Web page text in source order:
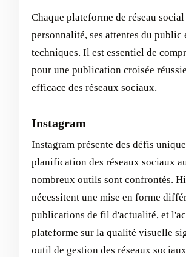
Chaque plateforme de réseau social
personnalité, ses attentes du public
techniques. Il est essentiel de
pour une publication croisée
efficace des réseaux sociaux.
Instagram
Instagram présente des défis
planification des réseaux sociaux
nombreux outils sont confrontés.
nécessitent une mise en forme
publications de fil d'actualité, et
plateforme sur la qualité visuelle
outil de gestion des réseaux